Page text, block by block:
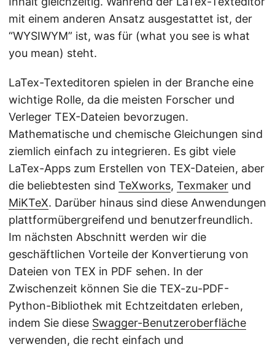
mit einem anderen Ansatz ausgestattet ist, der
“WYSIWYM” ist, was für (what you see is what
you mean) steht.
LaTex-Texteditoren spielen in der Branche eine
wichtige Rolle, da die meisten Forscher und
Verleger TEX-Dateien bevorzugen.
Mathematische und chemische Gleichungen sind
ziemlich einfach zu integrieren. Es gibt viele
LaTex-Apps zum Erstellen von TEX-Dateien, aber
die beliebtesten sind TeXworks, Texmaker und
MiKTeX. Darüber hinaus sind diese Anwendungen
plattformübergreifend und benutzerfreundlich.
Im nächsten Abschnitt werden wir die
geschäftlichen Vorteile der Konvertierung von
Dateien von TEX in PDF sehen. In der
Zwischenzeit können Sie die TEX-zu-PDF-
Python-Bibliothek mit Echtzeitdaten erleben,
indem Sie diese Swagger-Benutzeroberfläche
verwenden, die recht einfach und